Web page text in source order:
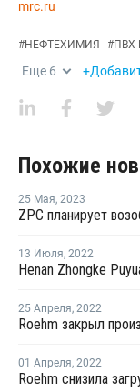
mrc.ru
#НЕФТЕХИМИЯ #ПВХ-
Еще 6
Похожие
25 Мая, 2023
ZPC планирует
13 Июля, 2022
25 Апреля, 2022
Roehm закрыл
01 Апреля, 2022
Roehm снизила